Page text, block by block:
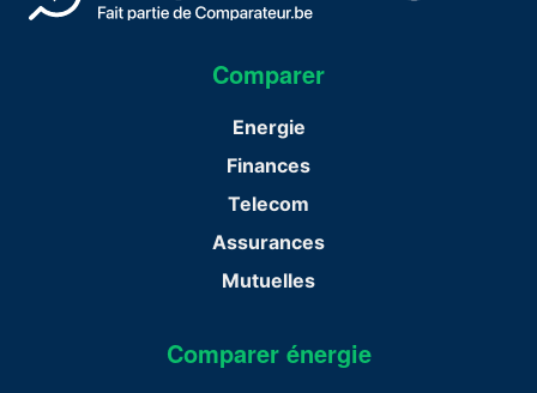
Comparer
Energie
Finances
Telecom
Assurances
Mutuelles
Comparer énergie